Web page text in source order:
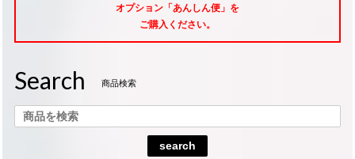
オプション「あんしん便」 を
ご購入ください。
Search 商品検索
search